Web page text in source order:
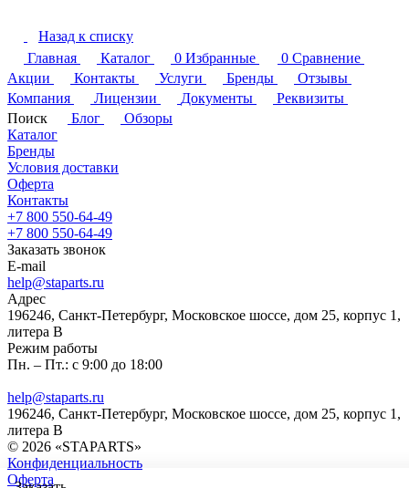
Назад к списку
Главная
Каталог 0 Избранные 0 Сравнение
Акции
Контакты Услуги Бренды
Отзывы
Компания
Лицензии Документы
Реквизиты
Поиск
Блог
Обзоры
Каталог
Бренды
Условия доставки
Оферта
Контакты
+7 800 550-64-49
+7 800 550-64-49
Заказать звонок
E-mail
help@staparts.ru
Адрес
196246, Санкт-Петербург, Московское шоссе, дом 25, корпус 1,
литера В
Режим работы
Пн. – Пт.: с 9:00 до 18:00
help@staparts.ru
196246, Санкт-Петербург, Московское шоссе, дом 25, корпус 1,
литера В
© 2026 «STAPARTS»
Конфиденциальность
Оферта